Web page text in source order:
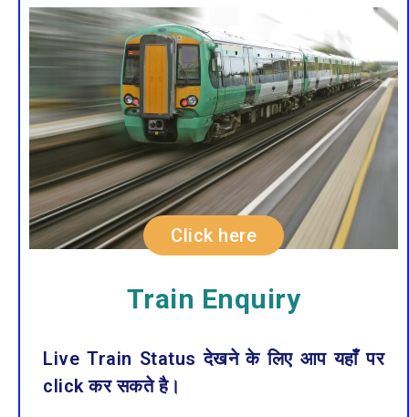
Click here
Train Enquiry
Live Train Status देखने के लिए आप यहाँं पर
click कर सकते है।